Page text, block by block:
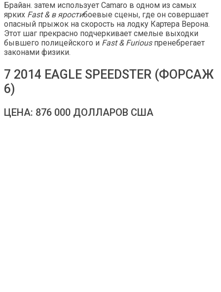
Брайан. затем использует Camaro в одном из самых
ярких Fast & в яростибоевые сцены, где он совершает
опасный прыжок на скорость на лодку Картера Верона.
Этот шаг прекрасно подчеркивает смелые выходки
бывшего полицейского и Fast & Furiousпренебрегает
законами физики.
7 2014 EAGLE SPEEDSTER (ФОРСАЖ
6)
ЦЕНА: 876 000 ДОЛЛАРОВ США